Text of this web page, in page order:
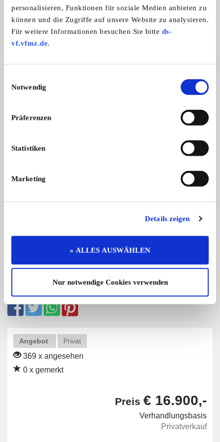
personalisieren, Funktionen für soziale Medien anbieten zu
können und die Zugriffe auf unsere Website zu analysieren.
Für weitere Informationen besuchen Sie bitte ds-
vf.vfmz.de.
Notwendig
Präferenzen
Statistiken
Marketing
Details zeigen
» ALLES AUSWÄHLEN
Nur notwendige Cookies verwenden
BMW 318i Aut., E36, 1993, HU u. H-
Gu ...
4.400,- €
Jaguar Mk I 3.4,
Das könnte Sie auch interessieren
ALLE ANZEIGEN
Der Austin-Healey Sprite ist ein typ ...
Nicht im
Diese Anzeige empfehlen
Angebot Privat
369 x angesehen
0 x gemerkt
Preis € 16.900,-
Verhandlungsbasis
Privatverkauf